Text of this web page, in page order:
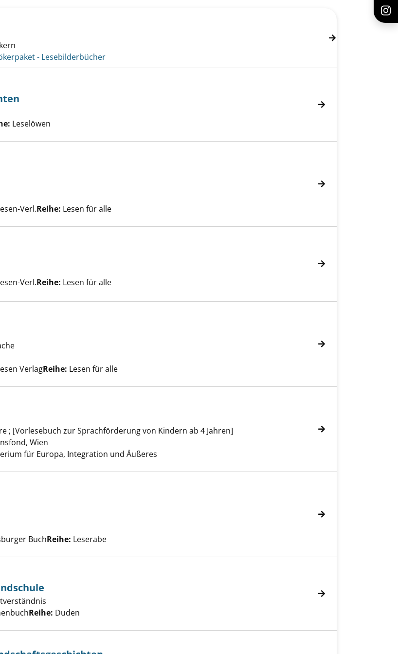
- Lesebilderbücher
anzeigen
Leselöwen
Verl.Reihe: Lesen für alle
anzeigen
Verl.Reihe: Lesen für alle
VerlagReihe: Lesen für alle
; [Vorlesebuch zur Sprachförderung von Kindern ab 4 Jahren]
Wien
für Europa, Integration und Äußeres
anzeigen
BuchReihe: Leserabe
der Grundschule anzeigen
Reihe: Duden